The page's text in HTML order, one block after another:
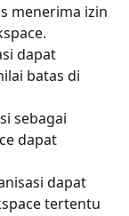
menerima izin
dapat
batas di
sebagai
dapat
dapat
tertentu